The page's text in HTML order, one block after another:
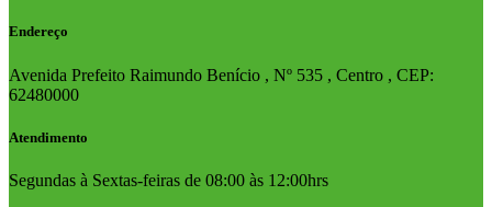
Endereço
Avenida Prefeito Raimundo Benício , Nº 535 , Centro , CEP:
62480000
Atendimento
Segundas à Sextas-feiras de 08:00 às 12:00hrs